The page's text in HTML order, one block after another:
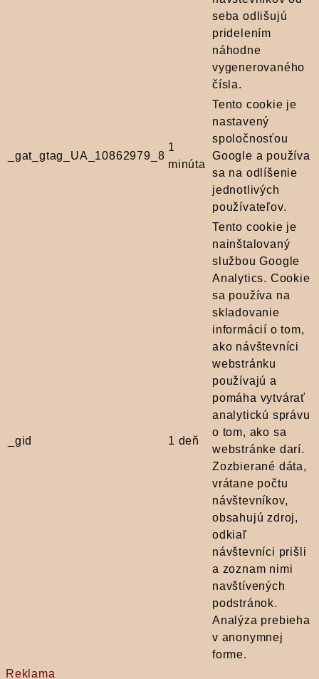
seba odlišujú
pridelením
náhodne
vygenerovaného
čísla.
_gat_gtag_UA_10862979_8
1
minúta
Tento cookie je
nastavený
spoločnosťou
Google a používa
sa na odlíšenie
jednotlivých
používateľov.
_gid 1 deň
Tento cookie je
nainštalovaný
službou Google
Analytics. Cookie
sa používa na
skladovanie
informácií o tom,
ako návštevníci
webstránku
používajú a
pomáha vytvárať
analytickú správu
o tom, ako sa
webstránke darí.
Zozbierané dáta,
vrátane počtu
návštevníkov,
obsahujú zdroj,
odkiaľ
návštevníci prišli
a zoznam nimi
navštívených
podstránok.
Analýza prebieha
v anonymnej
forme.
Reklama